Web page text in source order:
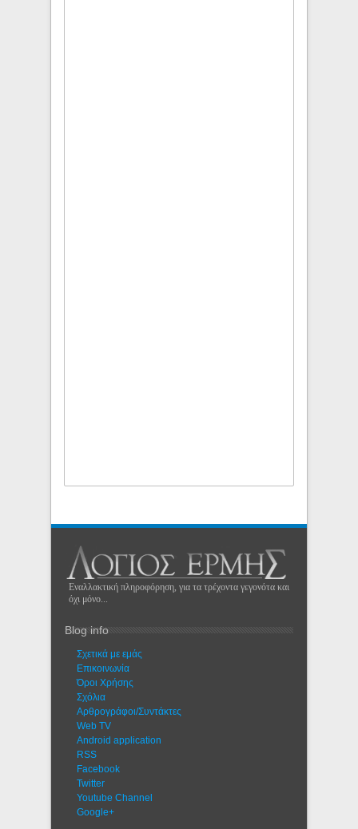
Εναλλακτική πληροφόρηση, για τα τρέχοντα γεγονότα και
όχι μόνο...
Blog info
Σχετικά με εμάς
Eπικοινωνία
Όροι Χρήσης
Σχόλια
Αρθρογράφοι/Συντάκτες
Web TV
Android application
RSS
Facebook
Twitter
Youtube Channel
Google+